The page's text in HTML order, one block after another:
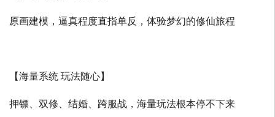
原画建模，逼真程度直指单反，体验梦幻的修仙旅程
【海量系统 玩法随心】
押镖、双修、结婚、跨服战，海量玩法根本停不下来